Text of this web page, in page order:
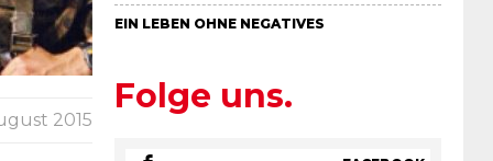
2015
EIN LEBEN OHNE NEGATIVES
Folge uns.